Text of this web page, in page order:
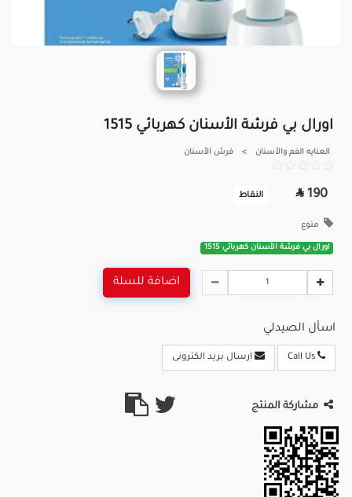
اورال بي فرشة الأسنان كهربائي 1515
العنايه الفم والأسنان > فرش الأسنان
190
 النقاط
منوع
اورال بي فرشة الأسنان كهربائي 1515
اضافة للسلة
اسأل الصيدلي
ارسال بريد الكترونى
مشاركة المنتج